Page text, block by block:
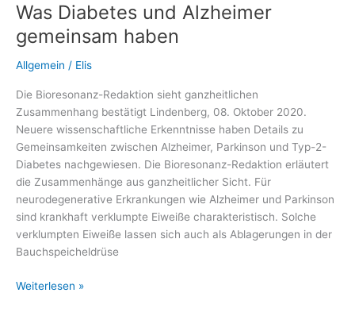
Was Diabetes und Alzheimer
gemeinsam haben
Allgemein / Elis
Die Bioresonanz-Redaktion sieht ganzheitlichen
Zusammenhang bestätigt Lindenberg, 08. Oktober 2020.
Neuere wissenschaftliche Erkenntnisse haben Details zu
Gemeinsamkeiten zwischen Alzheimer, Parkinson und Typ-2-
Diabetes nachgewiesen. Die Bioresonanz-Redaktion erläutert
die Zusammenhänge aus ganzheitlicher Sicht. Für
neurodegenerative Erkrankungen wie Alzheimer und Parkinson
sind krankhaft verklumpte Eiweiße charakteristisch. Solche
verklumpten Eiweiße lassen sich auch als Ablagerungen in der
Bauchspeicheldrüse
Was
Weiterlesen »